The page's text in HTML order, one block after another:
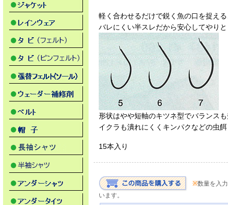
軽く合わせるだけで鋭く魚の口を捉え
バレにくい半スレだから安心してやり
形状はやや短軸のキツネ型でバランスも
イクラも潰れにくくキンパクなどの虫
15本入り
※数量を入
います。